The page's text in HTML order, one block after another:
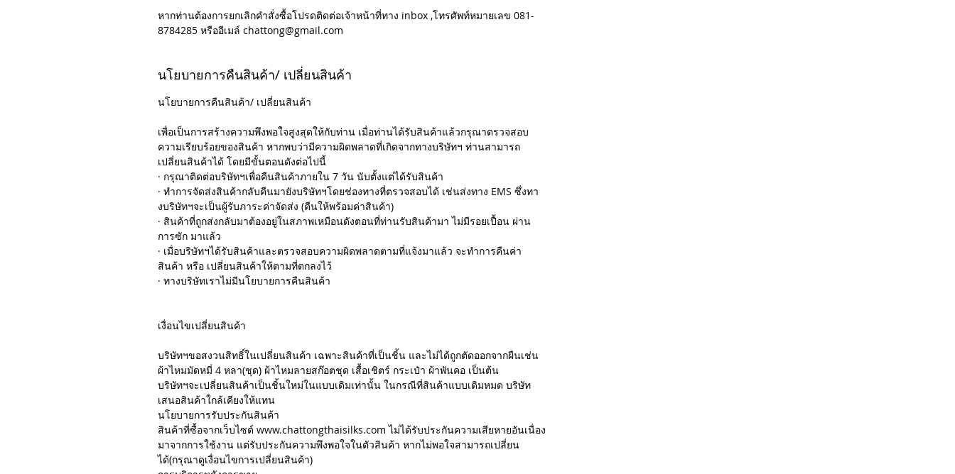
หากท่านต้องการยกเลิกคำสั่งซื้อโปรดติดต่อเจ้าหน้าที่ทาง inbox ,โทรศัพท์หมายเลข 081-
8784285 หรืออีเมล์ chattong@gmail.com
นโยบายการคืนสินค้า/ เปลี่ยนสินค้า
นโยบายการคืนสินค้า/ เปลี่ยนสินค้า
เพื่อเป็นการสร้างความพึงพอใจสูงสุดให้กับท่าน เมื่อท่านได้รับสินค้าแล้วกรุณาตรวจสอบ
ความเรียบร้อยของสินค้า หากพบว่ามีความผิดพลาดที่เกิดจากทางบริษัทฯ ท่านสามารถ
เปลี่ยนสินค้าได้ โดยมีขั้นตอนดังต่อไปนี้
· กรุณาติดต่อบริษัทฯเพื่อคืนสินค้าภายใน 7 วัน นับตั้งแต่ได้รับสินค้า
· ทำการจัดส่งสินค้ากลับคืนมายังบริษัทฯโดยช่องทางที่ตรวจสอบได้ เช่นส่งทาง EMS ซึ่งทา
งบริษัทฯจะเป็นผู้รับภาระค่าจัดส่ง (คืนให้พร้อมค่าสินค้า)
· สินค้าที่ถูกส่งกลับมาต้องอยู่ในสภาพเหมือนดังตอนที่ท่านรับสินค้ามา ไม่มีรอยเปื้อน ผ่าน
การซัก มาแล้ว
· เมื่อบริษัทฯได้รับสินค้าและตรวจสอบความผิดพลาดตามที่แจ้งมาแล้ว จะทำการคืนค่า
สินค้า หรือ เปลี่ยนสินค้าให้ตามที่ตกลงไว้
· ทางบริษัทเราไม่มีนโยบายการคืนสินค้า
เงื่อนไขเปลี่ยนสินค้า
บริษัทฯขอสงวนสิทธิ์ในเปลี่ยนสินค้า เฉพาะสินค้าที่เป็นชิ้น และไม่ได้ถูกตัดออกจากผืนเช่น
ผ้าไหมมัดหมี่ 4 หลา(ชุด) ผ้าไหมลายสก๊อตชุด เสื้อเชิตร์ กระเป๋า ผ้าพันคอ เป็นต้น
บริษัทฯจะเปลี่ยนสินค้าเป็นชิ้นใหม่ในแบบเดิมเท่านั้น ในกรณีที่สินค้าแบบเดิมหมด บริษัท
เสนอสินค้าใกล้เคียงให้แทน
นโยบายการรับประกันสินค้า
สินค้าที่ซื้อจากเว็บไซต์ www.chattongthaisilks.com ไม่ได้รับประกันความเสียหายอันเนื่อง
มาจากการใช้งาน แต่รับประกันความพึงพอใจในตัวสินค้า หากไม่พอใจสามารถเปลี่ยน
ได้(กรุณาดูเงื่อนไขการเปลี่ยนสินค้า)